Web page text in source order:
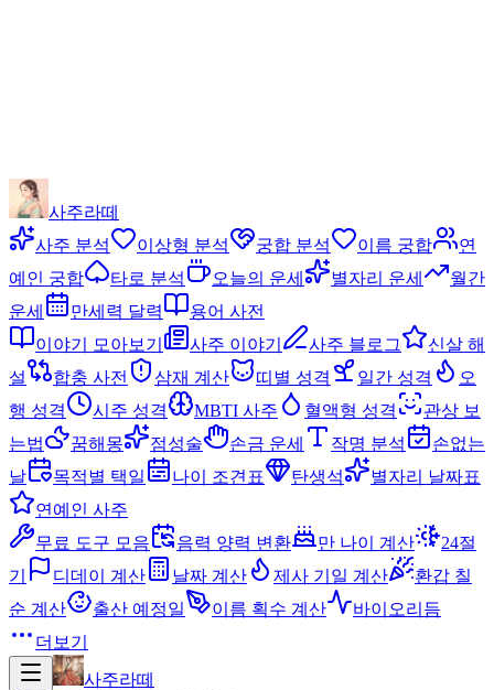
사주라떼
사주 분석
이상형 분석 궁합 분석 이름 궁합
연
예인 궁합
타로 분석 오늘의 운세 별자리 운세
월간
운세
만세력 달력
용어 사전
이야기 모아보기
사주 이야기 사주 블로그
신살 해
설
합충 사전 삼재 계산 띠별 성격 일간 성격
오
행 성격
시주 성격 MBTI 사주 혈액형 성격
관상 보
는법
꿈해몽 점성술 손금 운세 작명 분석
손없는
날
목적별 택일 나이 조견표 탄생석
별자리 날짜표
연예인 사주
무료 도구 모음
음력 양력 변환 만 나이 계산
24절
기
디데이 계산 날짜 계산 제사 기일 계산
환갑 칠
순 계산
출산 예정일 이름 획수 계산
바이오리듬
더보기
사주라떼